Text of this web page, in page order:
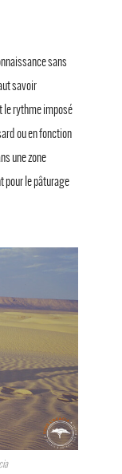
sans
savoir
le rythme imposé
ou en fonction
une zone
pour le pâturage